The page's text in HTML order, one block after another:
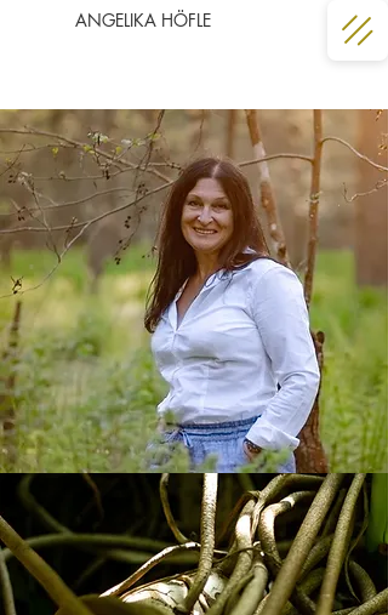
ANGELIKA HÖFLE